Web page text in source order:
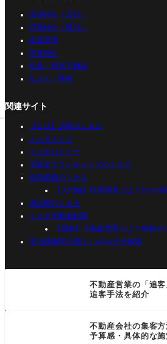
売買仲介（元付）
売買仲介（客付）
賃貸管理
賃貸仲介
収益・投資不動産
仕入れ・開発
関連サイト
【公式】追客のミカタ
ミカタストア
ミカタセミナー
不動産フランチャイズのミカタ
役所調査のミカタ
【入門編】役所調査とは？8つの
借地権のミカタ
ミカタ不動産転職
【図解】不動産業界とは？種類
宅地建物取引業法｜e-Gov法令検索
不動産営業の「追
追客手法を紹介
不動産会社の集客
予算感・具体的な